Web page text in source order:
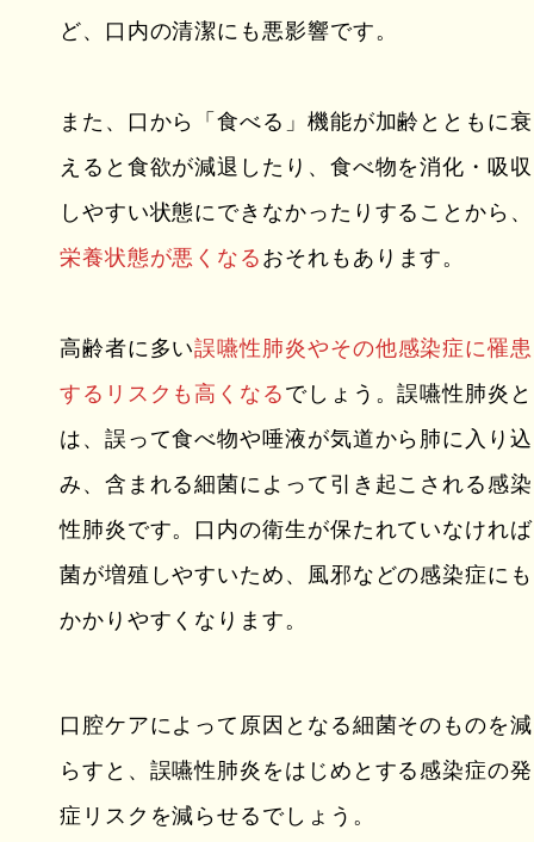
ど、口内の清潔にも悪影響です。
また、口から「食べる」機能が加齢とともに衰
えると食欲が減退したり、食べ物を消化・吸収
しやすい状態にできなかったりすることから、
栄養状態が悪くなる おそれもあります。
高齢者に多い誤嚥性肺炎やその他感染症に罹患
するリスクも高くなる でしょう。誤嚥性肺炎と
は、誤って食べ物や唾液が気道から肺に入り込
み、含まれる細菌によって引き起こされる感染
性肺炎です。口内の衛生が保たれていなければ
菌が増殖しやすいため、風邪などの感染症にも
かかりやすくなります。
口腔ケアによって原因となる細菌そのものを減
らすと、誤嚥性肺炎をはじめとする感染症の発
症リスクを減らせるでしょう。